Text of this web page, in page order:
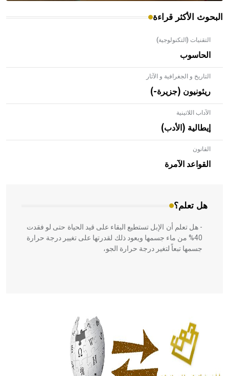
البحوث الأكثر قراءة
التقنيات (التكنولوجية)
الحاسوب
التاريخ و الجغرافية و الآثار
ريئونيون (جزيرة-)
الآداب اللاتينية
إيطالية (الأدب)
القانون
القواعد الآمرة
هل تعلم؟
- هل تعلم أن الأبلق نوع من الفنون الهندسية التي ارتبطت
بالعمارة الإسلامية في بلاد الشام ومصر خاصة، حيث يحرص
المعمار على بناء مداميكه وخاصة في الواجهات
- هل تعلم أن الإبل تستطيع البقاء على قيد الحياة حتى لو فقدت
40% من ماء جسمها ويعود ذلك لقدرتها على تغيير درجة حرارة
جسمها تبعاً لتغير درجة حرارة الجو،
الحكم، الأدلة، تنظيم التغذية، ورسالته في جروح الرأس. ويعود
له الفضل بأنه حرر الطب من الدين والفلسفة.